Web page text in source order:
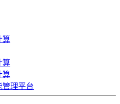
算
算
算
管理平台